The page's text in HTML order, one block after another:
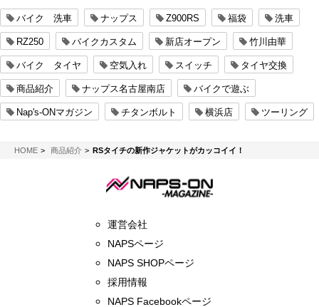
バイク 洗車 ナップス Z900RS 福袋 洗車
RZ250 バイクカスタム 新店オープン 竹川由華
バイク タイヤ 空気入れ スイッチ タイヤ交換
商品紹介 ナップス名古屋南店 バイクで遊ぶ
Nap's-ONマガジン チタンボルト 横浜店 ツーリング
HOMENAPS-ON マガジン
商品紹介 RSタイチの新作ジャケットがカッコイイ！
運営会社
NAPSページ
NAPS SHOPページ
採用情報
NAPS Facebookページ